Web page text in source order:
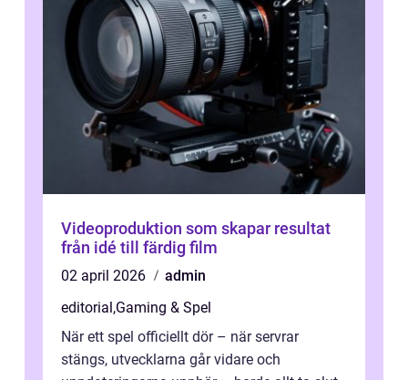
Videoproduktion som skapar resultat
från idé till färdig film
02 april 2026
admin
editorial,Gaming & Spel
När ett spel officiellt dör – när servrar
stängs, utvecklarna går vidare och